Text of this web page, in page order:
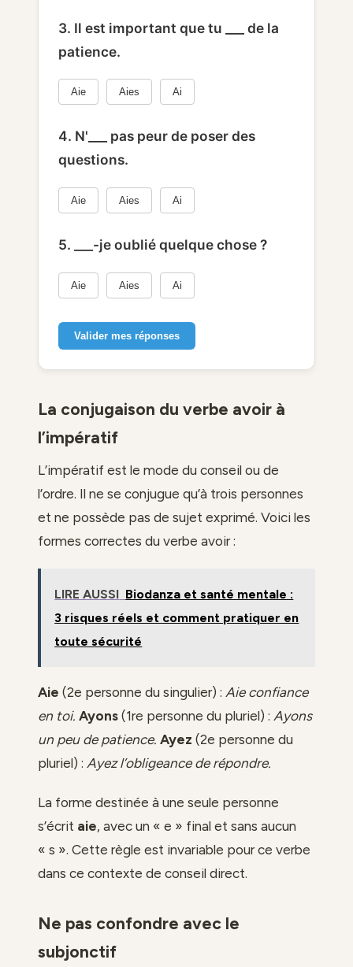
3. Il est important que tu ___ de la
patience.
Aie Aies Ai
4. N'___ pas peur de poser des
questions.
Aie Aies Ai
5. ___-je oublié quelque chose ?
Aie Aies Ai
Valider mes réponses
La conjugaison du verbe avoir à
l’impératif
L’impératif est le mode du conseil ou de
l’ordre. Il ne se conjugue qu’à trois personnes
et ne possède pas de sujet exprimé. Voici les
formes correctes du verbe avoir :
LIRE AUSSI Biodanza et santé mentale :
3 risques réels et comment pratiquer en
toute sécurité
Aie (2e personne du singulier) : Aie confiance
en toi. Ayons (1re personne du pluriel) : Ayons
un peu de patience. Ayez (2e personne du
pluriel) : Ayez l’obligeance de répondre.
La forme destinée à une seule personne
s’écrit aie, avec un « e » final et sans aucun
« s ». Cette règle est invariable pour ce verbe
dans ce contexte de conseil direct.
Ne pas confondre avec le
subjonctif